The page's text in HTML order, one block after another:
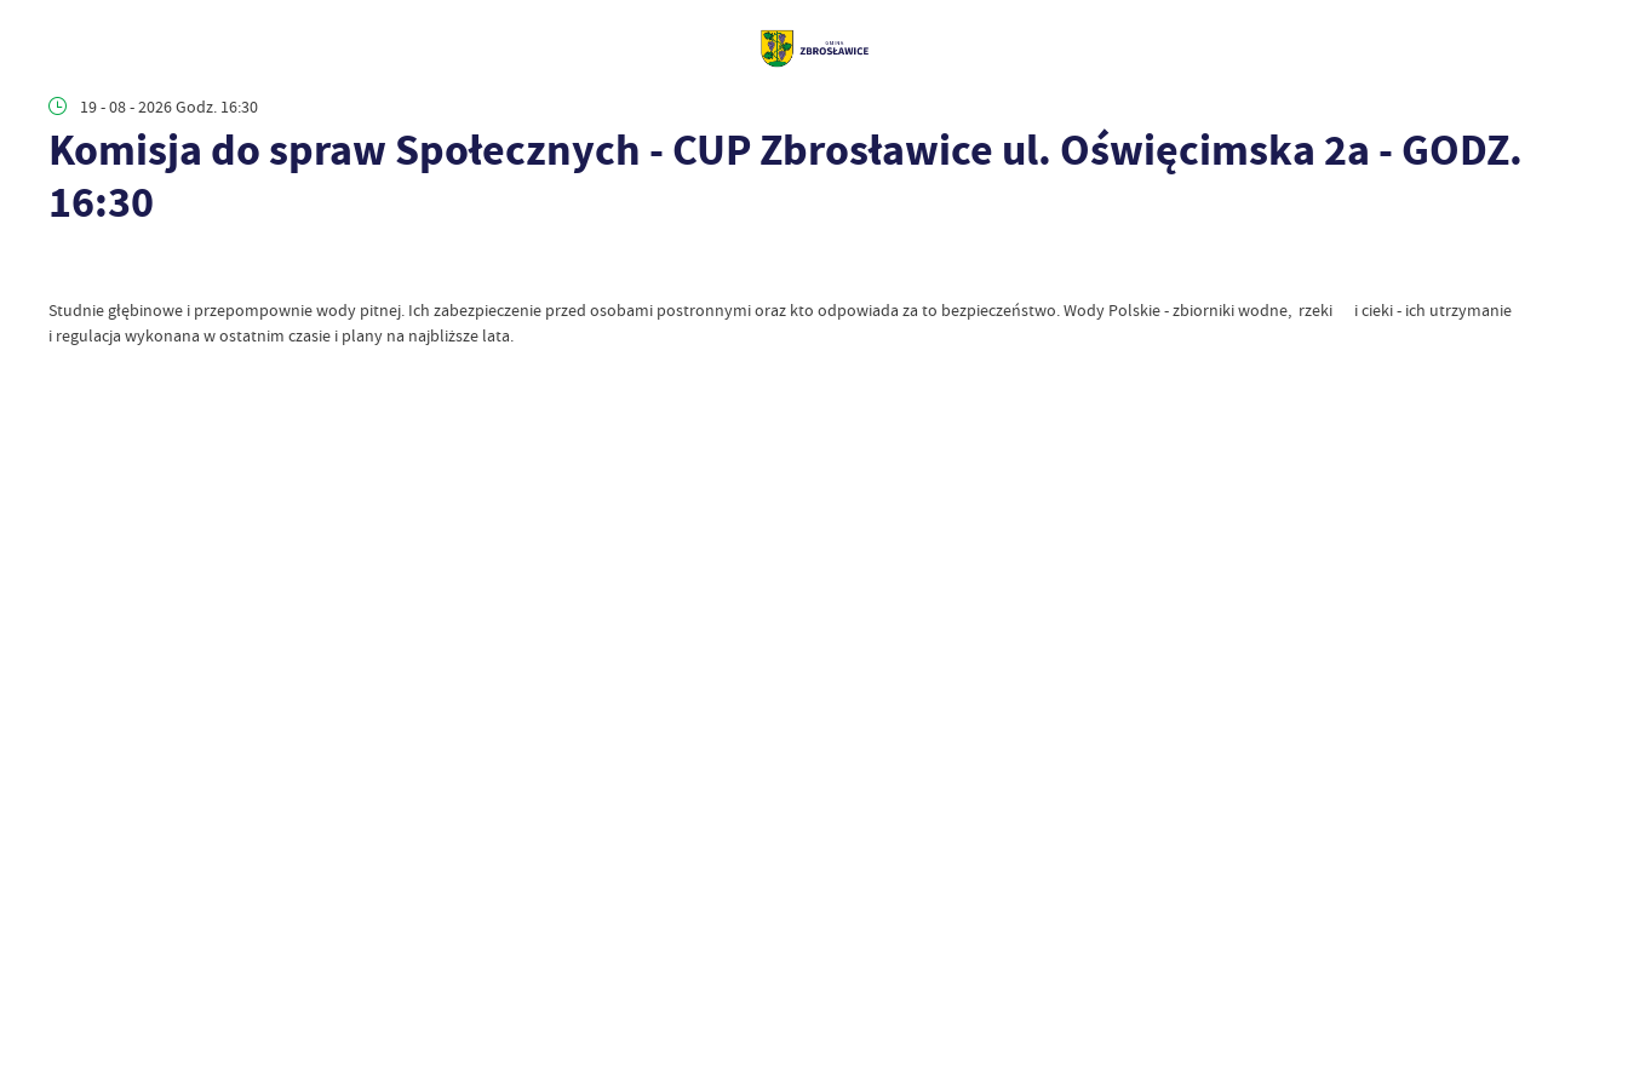
19 - 08 - 2026 Godz. 16:30
Komisja do spraw Społecznych - CUP Zbrosławice ul. Oświęcimska 2a - GODZ.
16:30
Studnie głębinowe i przepompownie wody pitnej. Ich zabezpieczenie przed osobami postronnymi oraz kto odpowiada za to bezpieczeństwo. Wody Polskie - zbiorniki wodne, rzeki i cieki - ich utrzymanie
i regulacja wykonana w ostatnim czasie i plany na najbliższe lata.